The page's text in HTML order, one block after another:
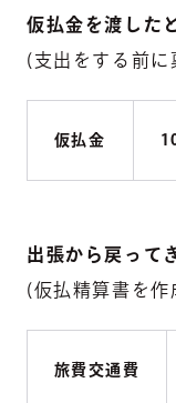
仮払金を渡した
(支出をする前に
仮払金
出張から戻って
(仮払精算書を作
旅費交通費